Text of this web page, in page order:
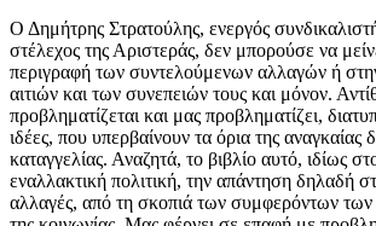
Ο Δημήτρης Στρατούλης, ενεργός
στέλεχος της Αριστεράς, δεν μπορούσε να
περιγραφή των συντελούμενων αλλαγών ή
αιτιών και των συνεπειών τους και μόνον.
προβληματίζεται και μας προβληματίζει,
ιδέες, που υπερβαίνουν τα όρια της αναγκαίας
καταγγελίας. Αναζητά, το βιβλίο αυτό, ιδίως
εναλλακτική πολιτική, την απάντηση δηλαδή
αλλαγές, από τη σκοπιά των συμφερόντων των